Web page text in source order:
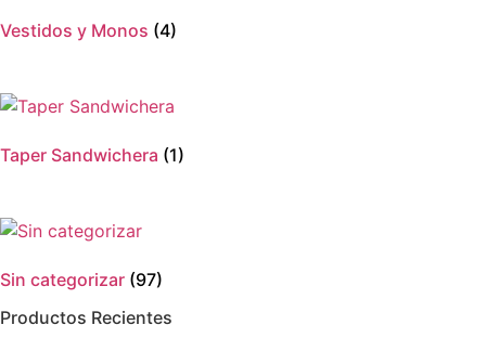
Vestidos y Monos (4)
Taper Sandwichera (1)
Sin categorizar (97)
Productos Recientes